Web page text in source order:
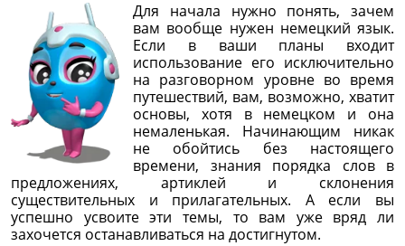
Для начала нужно понять, зачем
вам вообще нужен немецкий язык.
Если в ваши планы входит
использование его исключительно
на разговорном уровне во время
путешествий, вам, возможно, хватит
основы, хотя в немецком и она
немаленькая. Начинающим никак
не обойтись без настоящего
времени, знания порядка слов в
предложениях, артиклей и склонения
существительных и прилагательных. А если вы
успешно усвоите эти темы, то вам уже вряд ли
захочется останавливаться на достигнутом.